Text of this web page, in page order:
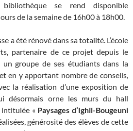
se rend disponible
de la semaine de 16h00 à 18h00.
a été rénové dans sa totalité. L’école
partenaire de ce projet depuis le
groupe de ses étudiants dans la
en y apportant nombre de conseils,
la réalisation d’une exposition de
désormais orne les murs du hall
intitulée « Paysages d’Ighil-Bougeuni
générosité des élèves de cette